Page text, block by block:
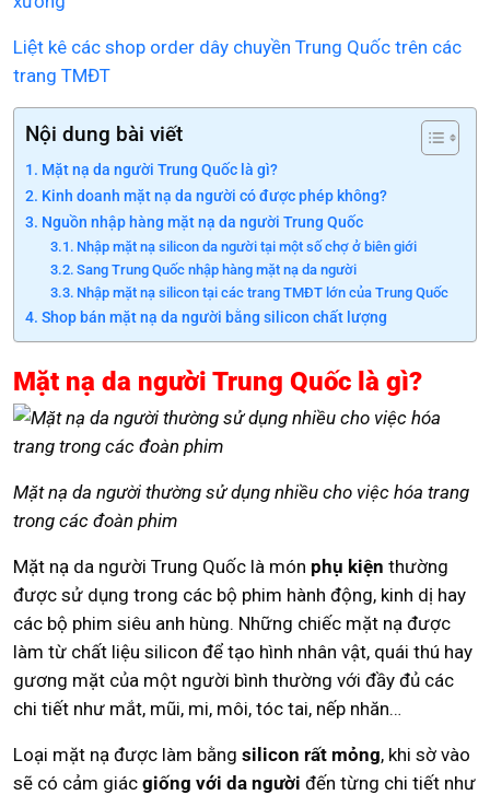
Liệt kê các shop order dây chuyền Trung Quốc trên các
trang TMĐT
Nội dung bài viết
Mặt nạ da người Trung Quốc là gì?
Kinh doanh mặt nạ da người có được phép không?
Nguồn nhập hàng mặt nạ da người Trung Quốc
Nhập mặt nạ silicon da người tại một số chợ ở biên giới
Sang Trung Quốc nhập hàng mặt nạ da người
Nhập mặt nạ silicon tại các trang TMĐT lớn của Trung Quốc
Shop bán mặt nạ da người bằng silicon chất lượng
Mặt nạ da người Trung Quốc là gì?
Mặt nạ da người thường sử dụng nhiều cho việc hóa trang
trong các đoàn phim
Mặt nạ da người Trung Quốc là món phụ kiện thường
được sử dụng trong các bộ phim hành động, kinh dị hay
các bộ phim siêu anh hùng. Những chiếc mặt nạ được
làm từ chất liệu silicon để tạo hình nhân vật, quái thú hay
gương mặt của một người bình thường với đầy đủ các
chi tiết như mắt, mũi, mi, môi, tóc tai, nếp nhăn…
Loại mặt nạ được làm bằng silicon rất mỏng, khi sờ vào
sẽ có cảm giác giống với da người đến từng chi tiết như